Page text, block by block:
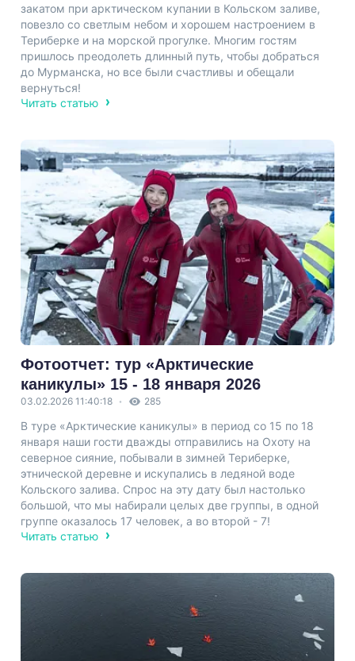
закатом при арктическом купании в Кольском заливе,
повезло со светлым небом и хорошем настроением в
Териберке и на морской прогулке. Многим гостям
пришлось преодолеть длинный путь, чтобы добраться
до Мурманска, но все были счастливы и обещали
вернуться!
Читать статью
Фотоотчет: тур «Арктические
каникулы» 15 - 18 января 2026
03.02.2026 11:40:18 285
В туре «Арктические каникулы» в период со 15 по 18
января наши гости дважды отправились на Охоту на
северное сияние, побывали в зимней Териберке,
этнической деревне и искупались в ледяной воде
Кольского залива. Спрос на эту дату был настолько
большой, что мы набирали целых две группы, в одной
группе оказалось 17 человек, а во второй - 7!
Читать статью